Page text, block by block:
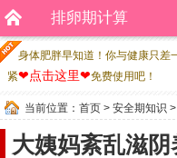
排卵期计算
身体肥胖早知道！你与健康只差
紧❤点击这里❤免费使用吧！
当前位置： 首页 > 安全期知识 >
大姨妈紊乱滋